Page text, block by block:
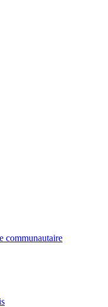
communautaire